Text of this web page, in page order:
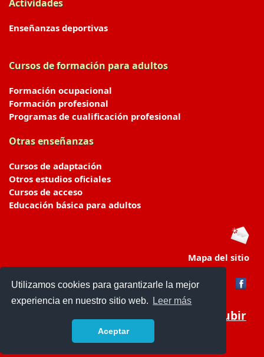
Utilizamos cookies para garantizarle la mejor
experiencia en nuestro sitio web.
Leer más
Aceptar
Actividades
Enseñanzas deportivas
Cursos de formación para adultos
Formación ocupacional
Formación profesional
Programas de cualificación profesional
Otras enseñanzas
Cursos de adaptación
Otros estudios oficiales
Cursos de acceso
Educación básica para adultos
Mapa del sitio
Subir